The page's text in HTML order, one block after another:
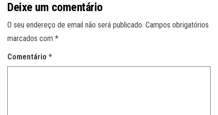
Deixe um comentário
O seu endereço de email não será publicado. Campos obrigatórios
marcados com *
Comentário *